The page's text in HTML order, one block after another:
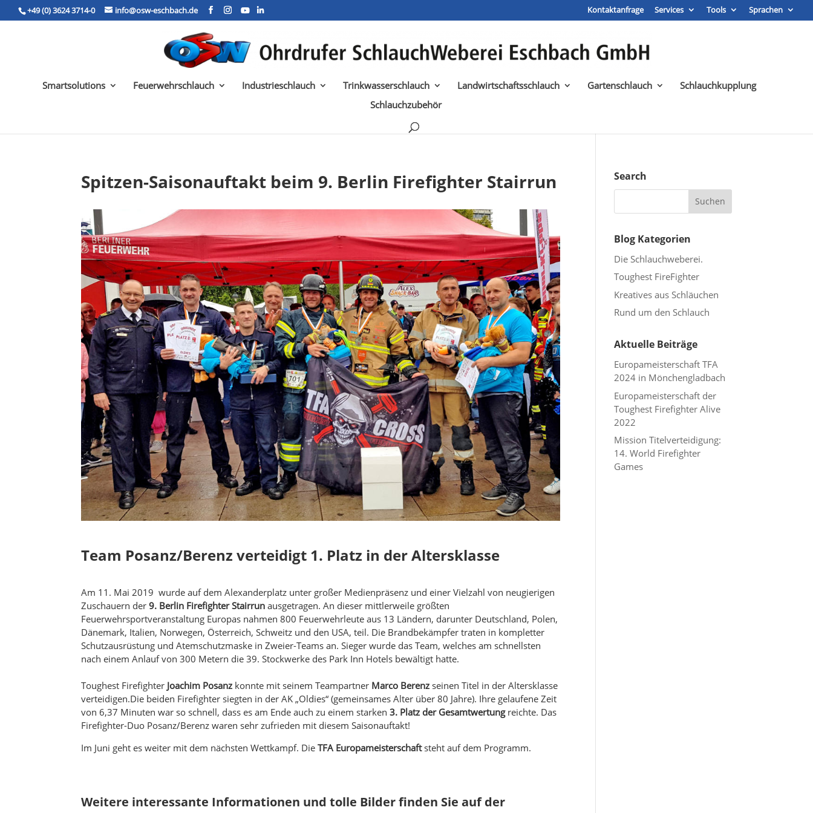
+49 (0) 3624 3714-0 info@osw-eschbach.de Kontaktanfrage Services Tools Sprachen
Smartsolutions Feuerwehrschlauch Industrieschlauch Trinkwasserschlauch Landwirtschaftsschlauch Gartenschlauch
Schlauchkupplung
Schlauchzubehör
Spitzen-Saisonauftakt beim 9. Berlin Firefighter Stairrun
Team Posanz/Berenz verteidigt 1. Platz in der Altersklasse
Am 11. Mai 2019 wurde auf dem Alexanderplatz unter großer Medienpräsenz und einer Vielzahl von neugierigen
Zuschauern der9. Berlin Firefighter Stairrun ausgetragen. An dieser mittlerweile größten
Feuerwehrsportveranstaltung Europas nahmen 800 Feuerwehrleute aus 13 Ländern, darunter Deutschland, Polen,
Dänemark, Italien, Norwegen, Österreich, Schweitz und den USA, teil. Die Brandbekämpfer traten in kompletter
Schutzausrüstung und Atemschutzmaske in Zweier-Teams an. Sieger wurde das Team, welches am schnellsten
nach einem Anlauf von 300 Metern die 39. Stockwerke des Park Inn Hotels bewältigt hatte.
Toughest Firefighter Joachim Posanz konnte mit seinem Teampartner Marco Berenz seinen Titel in der Altersklasse
verteidigen.Die beiden Firefighter siegten in der AK „Oldies“ (gemeinsames Alter über 80 Jahre). Ihre gelaufene Zeit
von 6,37 Minuten war so schnell, dass es am Ende auch zu einem starken 3. Platz der Gesamtwertungreichte. Das
Firefighter-Duo Posanz/Berenz waren sehr zufrieden mit diesem Saisonauftakt!
Im Juni geht es weiter mit dem nächsten Wettkampf. DieTFA Europameisterschaftsteht auf dem Programm.
Weitere interessante Informationen und tolle Bilder finden Sie auf der
Search
Blog Kategorien
Die Schlauchweberei.
Toughest FireFighter
Kreatives aus Schläuchen
Rund um den Schlauch
Aktuelle Beiträge
Europameisterschaft TFA
2024 in Mönchengladbach
Europameisterschaft der
Toughest Firefighter Alive
2022
Mission Titelverteidigung:
14. World Firefighter
Games